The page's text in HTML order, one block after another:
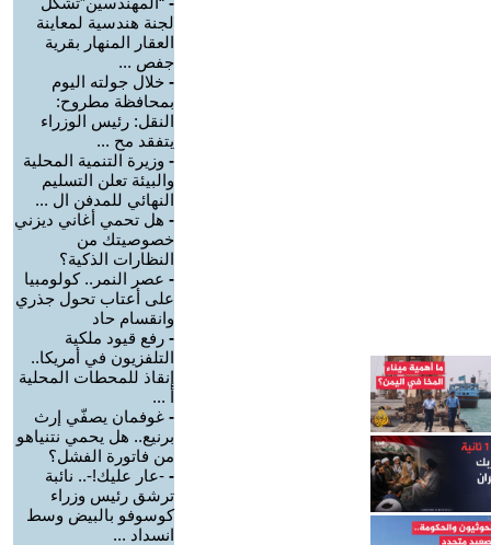
لجنة هندسية لمعاينة
العقار المنهار بقرية
جفص ...
- خلال جولته اليوم
بمحافظة مطروح:
النقل: رئيس الوزراء
يتفقد مح ...
- وزيرة التنمية المحلية
والبيئة تعلن التسليم
النهائي للمدفن ال ...
- هل تحمي أغاني ديزني
خصوصيتك من
النظارات الذكية؟
- عصر النمر.. كولومبيا
على أعتاب تحول جذري
وانقسام حاد
- رفع قيود ملكية
التلفزيون في أمريكا..
إنقاذ للمحطات المحلية
أ ...
- غوفمان يصفّي إرث
برنيع.. هل يحمي نتنياهو
من فاتورة الفشل؟
- -عار عليك!-.. نائبة
ترشق رئيس وزراء
كوسوفو بالبيض وسط
انسداد ...